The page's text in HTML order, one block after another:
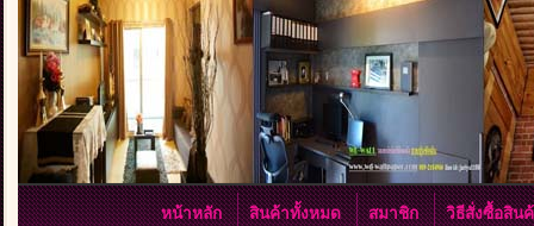
หน้าหลัก สินค้าทั้งหมด สมาชิก วิธีสั่งซื้อสิน